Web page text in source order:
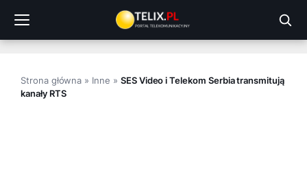
treści
Strona główna » Inne » SES Video i Telekom Serbia transmitują
kanały RTS